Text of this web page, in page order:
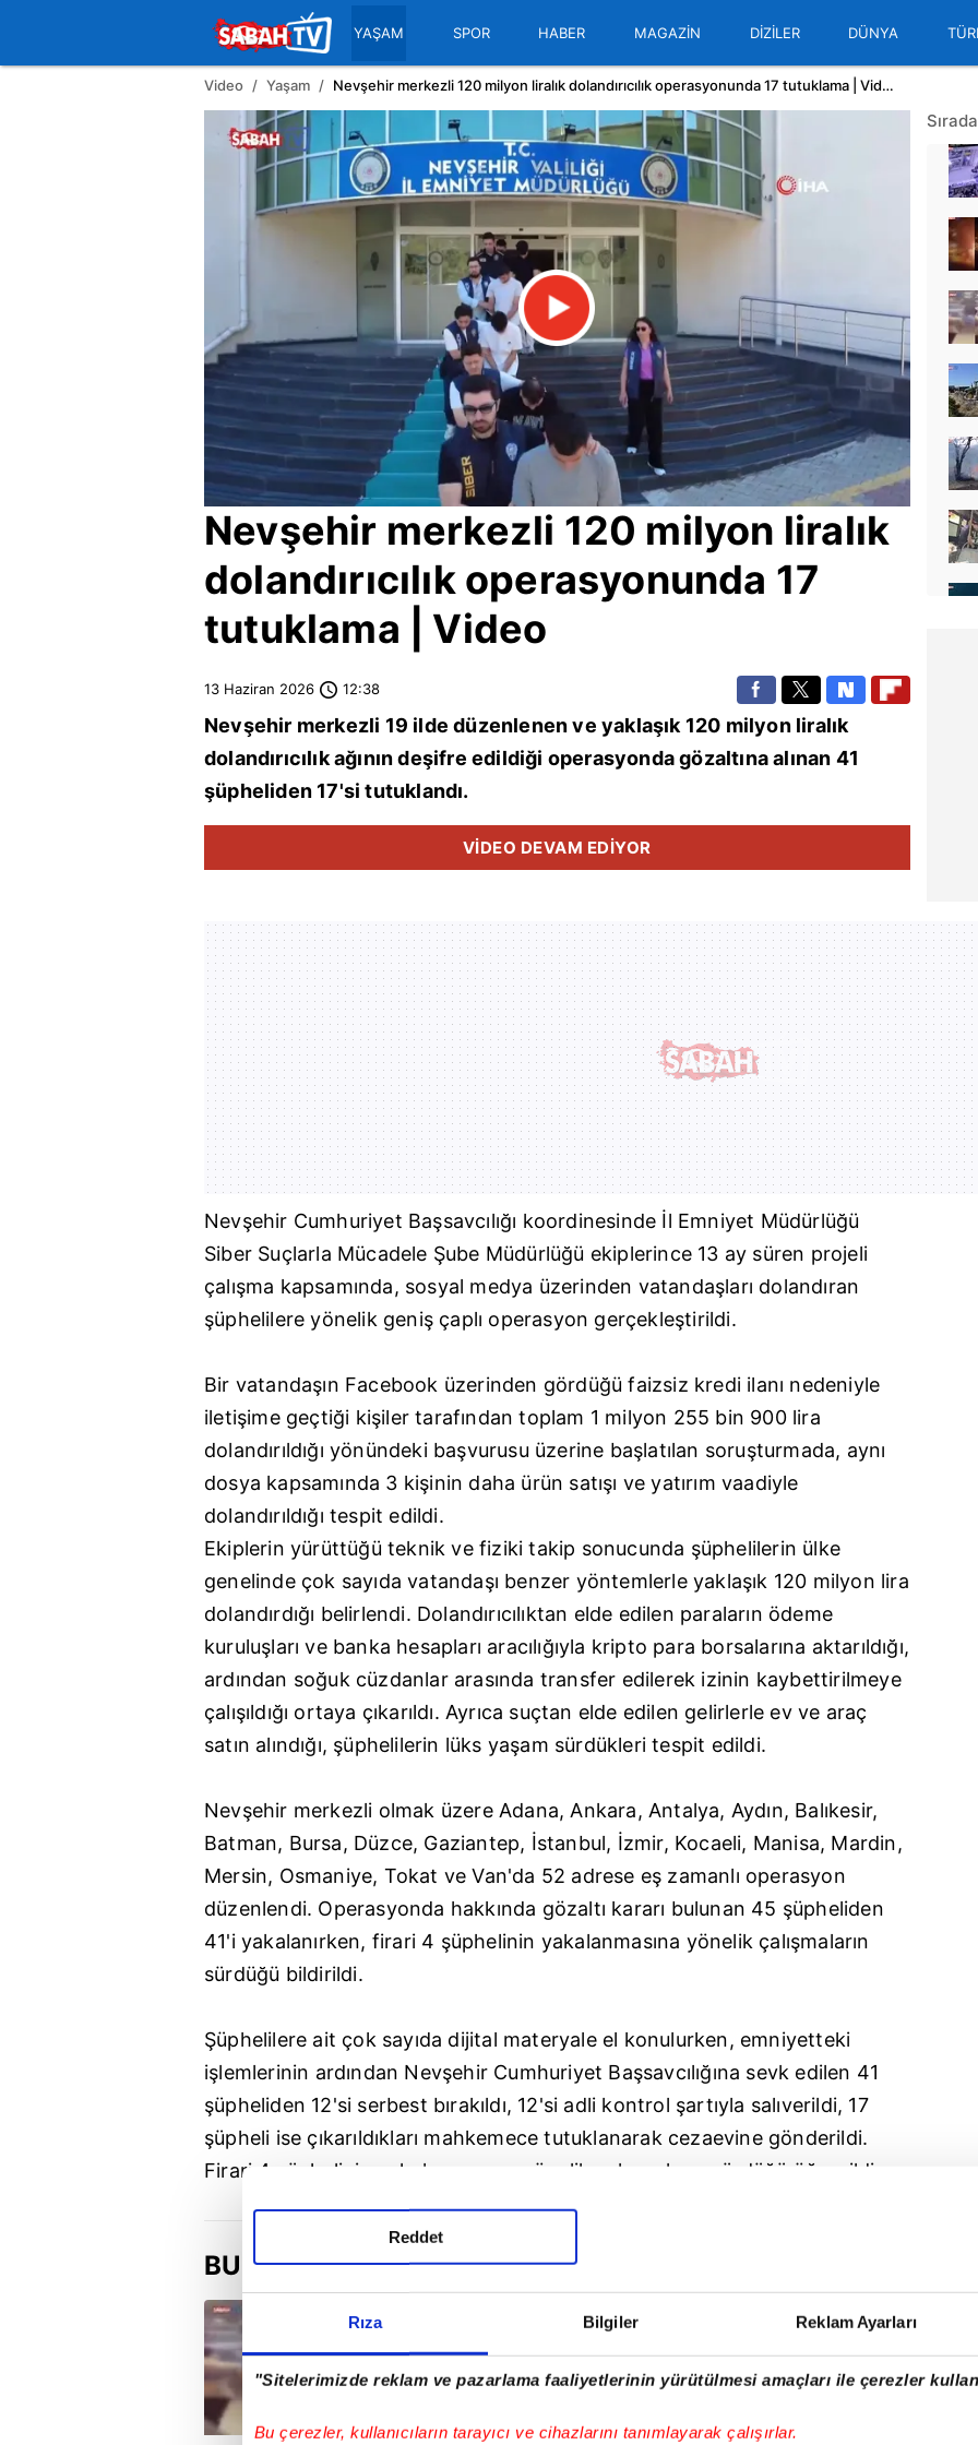
Rıza Bilgiler Reklam Ayarları
"Sitelerimizde reklam ve pazarlama faaliyetlerinin yürütülmesi amaçları ile çerezler
Bu çerezler, kullanıcıların tarayıcı ve cihazlarını tanımlayarak çalışırlar.
Reddet
YAŞAM SPOR HABER MAGAZİN DİZİLER DÜNYA
Video Yaşam Nevşehir merkezli 120 milyon liralık dolandırıcılık operasyonunda 17 tutuklama | Video
Nevşehir merkezli 120 milyon liralık
dolandırıcılık operasyonunda 17
tutuklama | Video
13 Haziran 2026 12:38
Nevşehir merkezli 19 ilde düzenlenen ve yaklaşık 120 milyon liralık
dolandırıcılık ağının deşifre edildiği operasyonda gözaltına alınan 41
şüpheliden 17'si tutuklandı.
VİDEO DEVAM EDİYOR
Nevşehir Cumhuriyet Başsavcılığı koordinesinde İl Emniyet Müdürlüğü
Siber Suçlarla Mücadele Şube Müdürlüğü ekiplerince 13 ay süren projeli
çalışma kapsamında, sosyal medya üzerinden vatandaşları dolandıran
şüphelilere yönelik geniş çaplı operasyon gerçekleştirildi.
Bir vatandaşın Facebook üzerinden gördüğü faizsiz kredi ilanı nedeniyle
iletişime geçtiği kişiler tarafından toplam 1 milyon 255 bin 900 lira
dolandırıldığı yönündeki başvurusu üzerine başlatılan soruşturmada, aynı
dosya kapsamında 3 kişinin daha ürün satışı ve yatırım vaadiyle
dolandırıldığı tespit edildi.
Ekiplerin yürüttüğü teknik ve fiziki takip sonucunda şüphelilerin ülke
genelinde çok sayıda vatandaşı benzer yöntemlerle yaklaşık 120 milyon lira
dolandırdığı belirlendi. Dolandırıcılıktan elde edilen paraların ödeme
kuruluşları ve banka hesapları aracılığıyla kripto para borsalarına aktarıldığı,
ardından soğuk cüzdanlar arasında transfer edilerek izinin kaybettirilmeye
çalışıldığı ortaya çıkarıldı. Ayrıca suçtan elde edilen gelirlerle ev ve araç
satın alındığı, şüphelilerin lüks yaşam sürdükleri tespit edildi.
Nevşehir merkezli olmak üzere Adana, Ankara, Antalya, Aydın, Balıkesir,
Batman, Bursa, Düzce, Gaziantep, İstanbul, İzmir, Kocaeli, Manisa, Mardin,
Mersin, Osmaniye, Tokat ve Van'da 52 adrese eş zamanlı operasyon
düzenlendi. Operasyonda hakkında gözaltı kararı bulunan 45 şüpheliden
41'i yakalanırken, firari 4 şüphelinin yakalanmasına yönelik çalışmaların
sürdüğü bildirildi.
Şüphelilere ait çok sayıda dijital materyale el konulurken, emniyetteki
işlemlerinin ardından Nevşehir Cumhuriyet Başsavcılığına sevk edilen 41
şüpheliden 12'si serbest bırakıldı, 12'si adli kontrol şartıyla salıverildi, 17
şüpheli ise çıkarıldıkları mahkemece tutuklanarak cezaevine gönderildi.
Firari 4 şüphelinin yakalanmasına yönelik çalışmaların sürdüğü öğrenildi.
BUGÜN